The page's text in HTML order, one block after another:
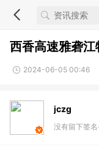
西香高速雅砻
2024-06-05 00:46
jczg
没有留下签